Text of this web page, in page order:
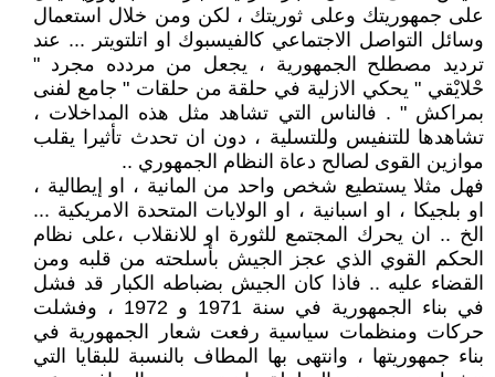
على جمهوريتك وعلى ثوريتك ، لكن ومن خلال استعمال
وسائل التواصل الاجتماعي كالفيسبوك او اتلتويتر ... عند
ترديد مصطلح الجمهورية ، يجعل من مردده مجرد "
حْلايْقي " يحكي الازلية في حلقة من حلقات " جامع لفنى
بمراكش " . فالناس التي تشاهد مثل هذه المداخلات ،
تشاهدها للتنفيس وللتسلية ، دون ان تحدث تأثيرا يقلب
موازين القوى لصالح دعاة النظام الجمهوري ..
فهل مثلا يستطيع شخص واحد من المانية ، او إيطالية ،
او بلجيكا ، او اسبانية ، او الولايات المتحدة الامريكية ...
الخ .. ان يحرك المجتمع للثورة او للانقلاب ،على نظام
الحكم القوي الذي عجز الجيش بأسلحته من قلبه ومن
القضاء عليه .. فاذا كان الجيش بضباطه الكبار قد فشل
في بناء الجمهورية في سنة 1971 و 1972 ، وفشلت
حركات ومنظمات سياسية رفعت شعار الجمهورية في
بناء جمهوريتها ، وانتهى بها المطاف بالنسبة للبقايا التي